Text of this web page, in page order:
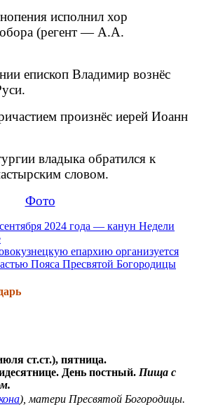
исполнил хор
(регент — А.А.
епископ Владимир вознёс
произнёс иерей Иоанн
владыка обратился к
словом.
Фото
2024 года — канун Недели
епархию организуется
Пояса Пресвятой Богородицы
ст.ст.), пятница.
День постный. Пища с
), матери Пресвятой Богородицы.